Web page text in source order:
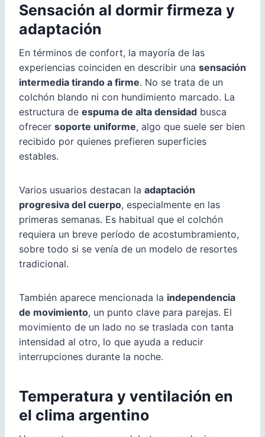
Sensación al dormir firmeza y
adaptación
En términos de confort, la mayoría de las
experiencias coinciden en describir una sensación
intermedia tirando a firme. No se trata de un
colchón blando ni con hundimiento marcado. La
estructura de espuma de alta densidad busca
ofrecer soporte uniforme, algo que suele ser bien
recibido por quienes prefieren superficies
estables.
Varios usuarios destacan la adaptación
progresiva del cuerpo, especialmente en las
primeras semanas. Es habitual que el colchón
requiera un breve período de acostumbramiento,
sobre todo si se venía de un modelo de resortes
tradicional.
También aparece mencionada la independencia
de movimiento, un punto clave para parejas. El
movimiento de un lado no se traslada con tanta
intensidad al otro, lo que ayuda a reducir
interrupciones durante la noche.
Temperatura y ventilación en
el clima argentino